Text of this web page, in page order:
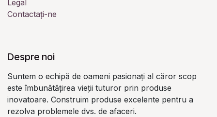
Legal
Contactați-ne
Despre noi
Suntem o echipă de oameni pasionați al căror scop
este îmbunătățirea vieții tuturor prin produse
inovatoare. Construim produse excelente pentru a
rezolva problemele dvs. de afaceri.